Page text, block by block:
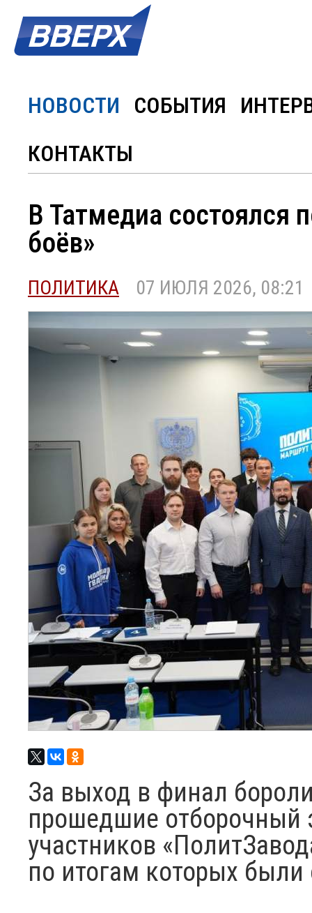
НОВОСТИ СОБЫТИЯ
КОНТАКТЫ
В Татмедиа состоялся
боёв»
ПОЛИТИКА 07 ИЮЛЯ 2026, 08:21
За выход в финал
прошедшие отборочный
участников
по итогам которых